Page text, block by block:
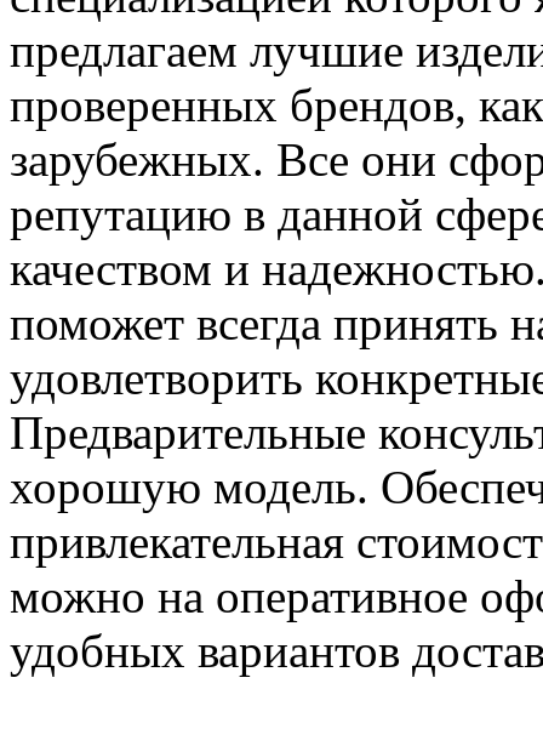
предлагаем лучшие
проверенных брендов,
зарубежных. Все они
репутацию в данной
качеством и
поможет всегда принять
удовлетворить
Предварительные
хорошую модель.
привлекательная
можно на оперативное
удобных вариантов